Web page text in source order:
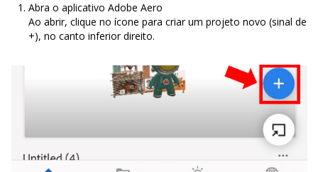
Abra o aplicativo Adobe Aero
Ao abrir, clique no ícone para criar um projeto novo (sinal de
+), no canto inferior direito.